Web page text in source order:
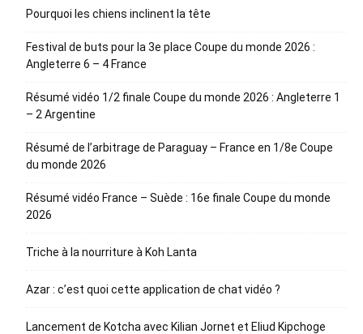
Pourquoi les chiens inclinent la tête
Festival de buts pour la 3e place Coupe du monde 2026 :
Angleterre 6 – 4 France
Résumé vidéo 1/2 finale Coupe du monde 2026 : Angleterre 1
– 2 Argentine
Résumé de l’arbitrage de Paraguay – France en 1/8e Coupe
du monde 2026
Résumé vidéo France – Suède : 16e finale Coupe du monde
2026
Triche à la nourriture à Koh Lanta
Azar : c’est quoi cette application de chat vidéo ?
Lancement de Kotcha avec Kilian Jornet et Eliud Kipchoge